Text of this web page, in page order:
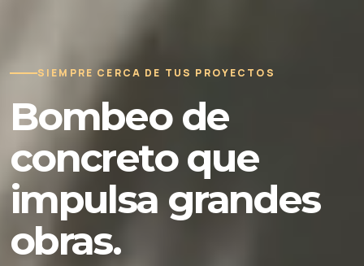
SIEMPRE CERCA DE TUS PROYECTOS
Bombeo de
concreto que
impulsa grandes
obras.